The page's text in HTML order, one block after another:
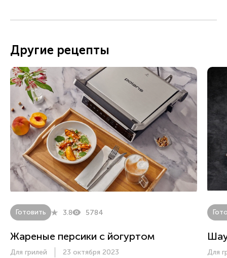
Другие рецепты
Готовить 3.8 5784
Жареные персики с йогуртом
Для грилей 23 октября 2023 Для